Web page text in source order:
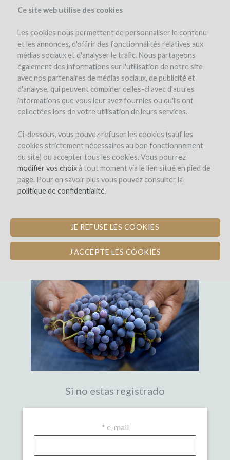
Ce site web utilise des cookies
Les cookies nous permettent de personnaliser le contenu
et les annonces, d'offrir des fonctionnalités relatives aux
médias sociaux et d'analyser le trafic. Nous partageons
également des informations sur l'utilisation de notre site
avec nos partenaires de médias sociaux, de publicité et
d'analyse, qui peuvent combiner celles-ci avec d'autres
informations que vous leur avez fournies ou qu'ils ont
collectées lors de votre utilisation de leurs services.
Ci-dessous, vous pouvez refuser les cookies (sauf les
cookies strictement nécessaires au bon fonctionnement
du site) ou accepter tous les cookies. Vous pourrez
modifier vos choixà tout moment via le lien situé en pied de
page. Pour en savoir plus vous pouvez consulter la
politique de confidentialité.
JE REFUSE LES COOKIES
J'ACCEPTE LES COOKIES
REGISTRO
Bienvenido a
LA PRIMERA PLATAFORMA DE
CROWDFUNDING EXPERTA DEL VINO
Si no estas registrado
* e-mail